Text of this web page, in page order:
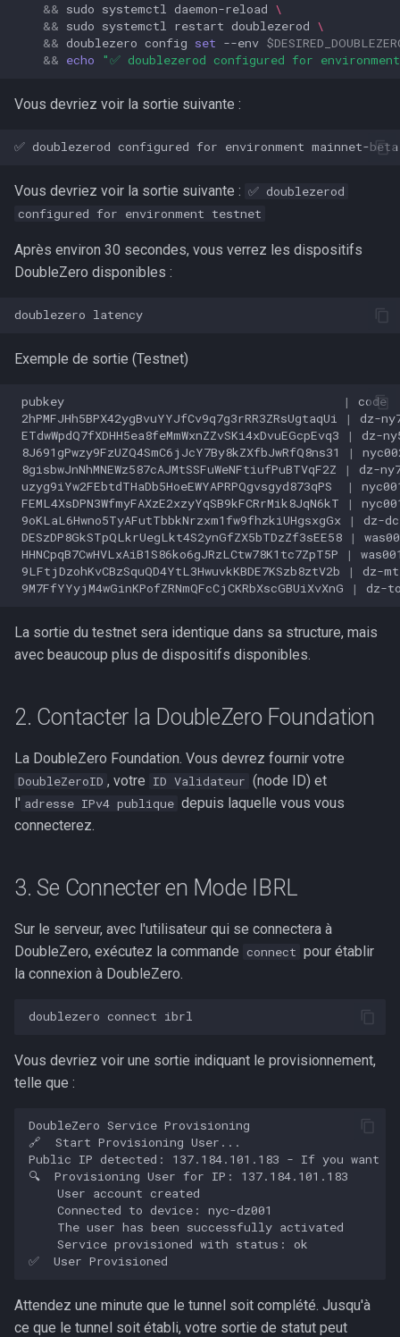
&& sudo systemctl daemon-reload \
&& sudo systemctl restart doublezerod \
&& doublezero config set --env
&& echo "✅ doublezerod configured for
Vous devriez voir la sortie suivante :
Vous devriez voir la sortie suivante : ✅ doublezerod
configured for environment testnet
Après environ 30 secondes, vous verrez les dispositifs
DoubleZero disponibles :
doublezero
Exemple de sortie (Testnet)
pubkey |
code
2hPMFJHh5BPX42ygBvuYYJfCv9q7g3rRR3ZRsUgtaqUi
|
dz-
ETdwWpdQ7fXDHH5ea8feMmWxnZZvSKi4xDvuEGcpEvq3
|
dz-
8J691gPwzy9FzUZQ4SmC6jJcY7By8kZXfbJwRfQ8ns31
|
8gisbwJnNhMNEWz587cAJMtSSFuWeNFtiufPuBTVqF2Z
|
dz-
uzyg9iYw2FEbtdTHaDb5HoeEWYAPRPQgvsgyd873qPS
|
FEML4XsDPN3WfmyFAXzE2xzyYqSB9kFCRrMik8JqN6kT
|
9oKLaL6Hwno5TyAFutTbbkNrzxm1fw9fhzkiUHgsxgGx
|
dz-
DESzDP8GkSTpQLkrUegLkt4S2ynGfZX5bTDzZf3sEE58
|
HHNCpqB7CwHVLxAiB1S86ko6gJRzLCtw78K1tc7ZpT5P
|
9LFtjDzohKvCBzSquQD4YtL3HwuvkKBDE7KSzb8ztV2b
|
dz-
9M7FfYYyjM4wGinKPofZRNmQFcCjCKRbXscGBUiXvXnG
| dz-
La sortie du testnet sera identique dans sa structure, mais
avec beaucoup plus de dispositifs disponibles.
2. Contacter la DoubleZero Foundation
La DoubleZero Foundation. Vous devrez fournir votre
DoubleZeroID , votre ID Validateur (node ID) et
l' adresse IPv4 publique depuis laquelle vous vous
connecterez.
3. Se Connecter en Mode IBRL
Sur le serveur, avec l'utilisateur qui se connectera à
DoubleZero, exécutez la commande connect pour établir
la connexion à DoubleZero.
doublezero connect
Vous devriez voir une sortie indiquant le provisionnement,
telle que :
DoubleZero Service Provisioning
🔗  Start Provisioning User...
Public IP detected: 137.184.101.183 - If you
🔍  Provisioning User for IP: 137.184.101.183
    User account created
    Connected to device: nyc-dz001
    The user has been successfully activated
    Service provisioned with status: ok
Attendez une minute que le tunnel soit complété. Jusqu'à
ce que le tunnel soit établi, votre sortie de statut peut